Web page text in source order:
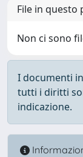
File in questo
Non ci sono
I documenti
tutti i diritti
indicazione.